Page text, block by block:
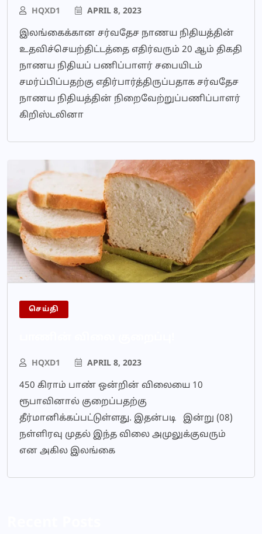
HQXD1 APRIL 8, 2023
இலங்கைக்கான சர்வதேச நாணய நிதியத்தின்
உதவிச்செயற்திட்டத்தை எதிர்வரும் 20 ஆம் திகதி
நாணய நிதியப் பணிப்பாளர் சபையிடம்
சமர்ப்பிப்பதற்கு எதிர்பார்த்திருப்பதாக சர்வதேச
நாணய நிதியத்தின் நிறைவேற்றுப்பணிப்பாளர்
கிறிஸ்டலினா
செய்தி
HQXD1 APRIL 8, 2023
450 கிராம் பாண் ஒன்றின் விலையை 10
ரூபாவினால் குறைப்பதற்கு
தீர்மானிக்கப்பட்டுள்ளது. இதன்படி இன்று (08)
நள்ளிரவு முதல் இந்த விலை அமுலுக்குவரும்
என அகில இலங்கை